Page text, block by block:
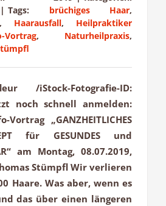
| Tags: brüchiges Haar,
, Haarausfall, Heilpraktiker
Vortrag, Naturheilpraxis,
/iStock-Fotografie-ID:
noch schnell anmelden:
„GANZHEITLICHES
für GESUNDES und
am Montag, 08.07.2019,
Stümpfl Wir verlieren
Haare. Was aber, wenn es
das über einen längeren